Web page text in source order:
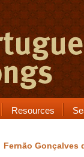
Resources
Fernão Gonçalves